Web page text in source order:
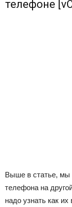
телефоне
Выше в статье, мы
телефона на
надо узнать как